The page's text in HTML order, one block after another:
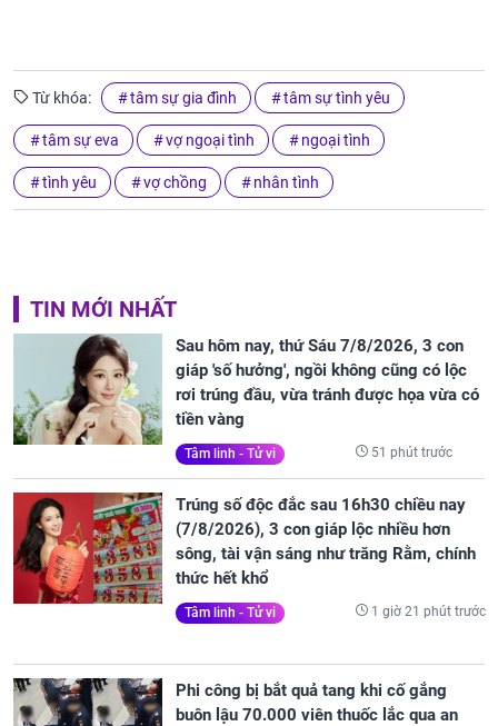
Từ khóa: tâm sự gia đình tâm sự tình yêu
tâm sự eva vợ ngoại tình ngoại tình
tình yêu vợ chồng nhân tình
TIN MỚI NHẤT
Sau hôm nay, thứ Sáu 7/8/2026, 3 con
giáp 'số hưởng', ngồi không cũng có lộc
rơi trúng đầu, vừa tránh được họa vừa có
tiền vàng
Tâm linh - Tử vi 51 phút trước
Trúng số độc đắc sau 16h30 chiều nay
(7/8/2026), 3 con giáp lộc nhiều hơn
sông, tài vận sáng như trăng Rằm, chính
thức hết khổ
Tâm linh - Tử vi 1 giờ 21 phút trước
Phi công bị bắt quả tang khi cố gắng
buôn lậu 70.000 viên thuốc lắc qua an